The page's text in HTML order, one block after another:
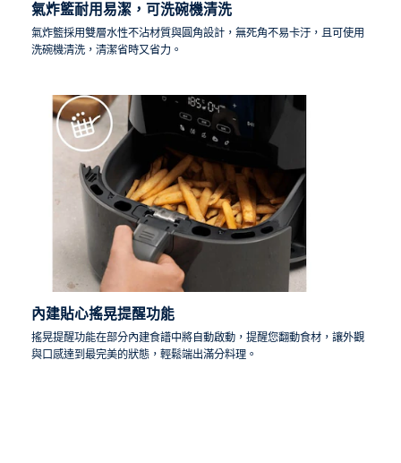
氣炸籃耐用易潔，可洗碗機清洗
氣炸籃採用雙層水性不沾材質與圓角設計，無死角不易卡汙，且可使用
洗碗機清洗，清潔省時又省力。
內建貼心搖晃提醒功能
搖晃提醒功能在部分內建食譜中將自動啟動，提醒您翻動食材，讓外觀
與口感達到最完美的狀態，輕鬆端出滿分料理。